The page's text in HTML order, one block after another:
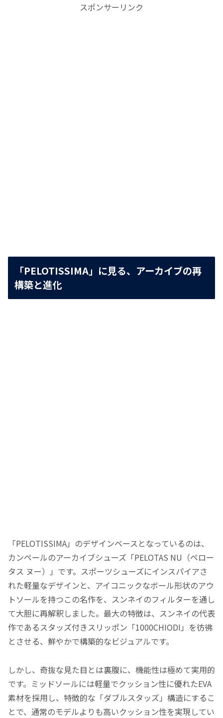
スポンサーリンク
「PELOTISSIMA」に見る、アーカイブの再
構築と進化
「PELOTISSIMA」のデザインベースとなっているのは、
カンペールのアーカイブシューズ「PELOTAS NU（ペロー
タス ヌー）」です。スポーツシューズにインスパイアさ
れた軽量なデザインと、アイコニックなボール形状のアウ
トソールを持つこの名作を、スンネイのフィルターを通し
て大胆に再解釈しました。最大の特徴は、スンネイの代表
作であるスタッズ付きスリッポン「1000CHIODI」を彷彿
とさせる、鮮やかで構築的なビジュアルです。
しかし、奇抜な見た目とは裏腹に、機能性は極めて実用的
です。ミッドソールには軽量でクッション性に優れたEVA
素材を採用し、特徴的な「ダブルスタッズ」構造にするこ
とで、通常のモデルよりも高いクッション性を実現してい